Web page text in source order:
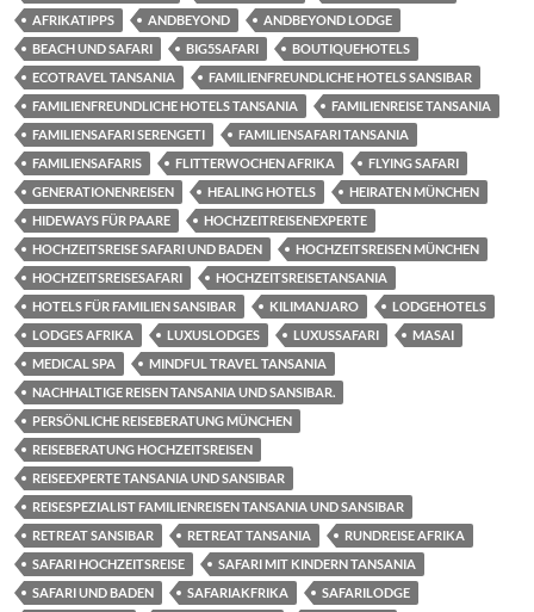
AFRIKATIPPS
ANDBEYOND
ANDBEYOND LODGE
BEACH UND SAFARI
BIG5SAFARI
BOUTIQUEHOTELS
ECOTRAVEL TANSANIA
FAMILIENFREUNDLICHE HOTELS SANSIBAR
FAMILIENFREUNDLICHE HOTELS TANSANIA
FAMILIENREISE TANSANIA
FAMILIENSAFARI SERENGETI
FAMILIENSAFARI TANSANIA
FAMILIENSAFARIS
FLITTERWOCHEN AFRIKA
FLYING SAFARI
GENERATIONENREISEN
HEALING HOTELS
HEIRATEN MÜNCHEN
HIDEWAYS FÜR PAARE
HOCHZEITREISENEXPERTE
HOCHZEITSREISE SAFARI UND BADEN
HOCHZEITSREISEN MÜNCHEN
HOCHZEITSREISESAFARI
HOCHZEITSREISETANSANIA
HOTELS FÜR FAMILIEN SANSIBAR
KILIMANJARO
LODGEHOTELS
LODGES AFRIKA
LUXUSLODGES LUXUSSAFARI
MASAI
MEDICAL SPA
MINDFUL TRAVEL TANSANIA
NACHHALTIGE REISEN TANSANIA UND SANSIBAR.
PERSÖNLICHE REISEBERATUNG MÜNCHEN
REISEBERATUNG HOCHZEITSREISEN
REISEEXPERTE TANSANIA UND SANSIBAR
REISESPEZIALIST FAMILIENREISEN TANSANIA UND SANSIBAR
RETREAT SANSIBAR
RETREAT TANSANIA
RUNDREISE AFRIKA
SAFARI HOCHZEITSREISE
SAFARI MIT KINDERN TANSANIA
SAFARI UND BADEN
SAFARIAKFRIKA
SAFARILODGE